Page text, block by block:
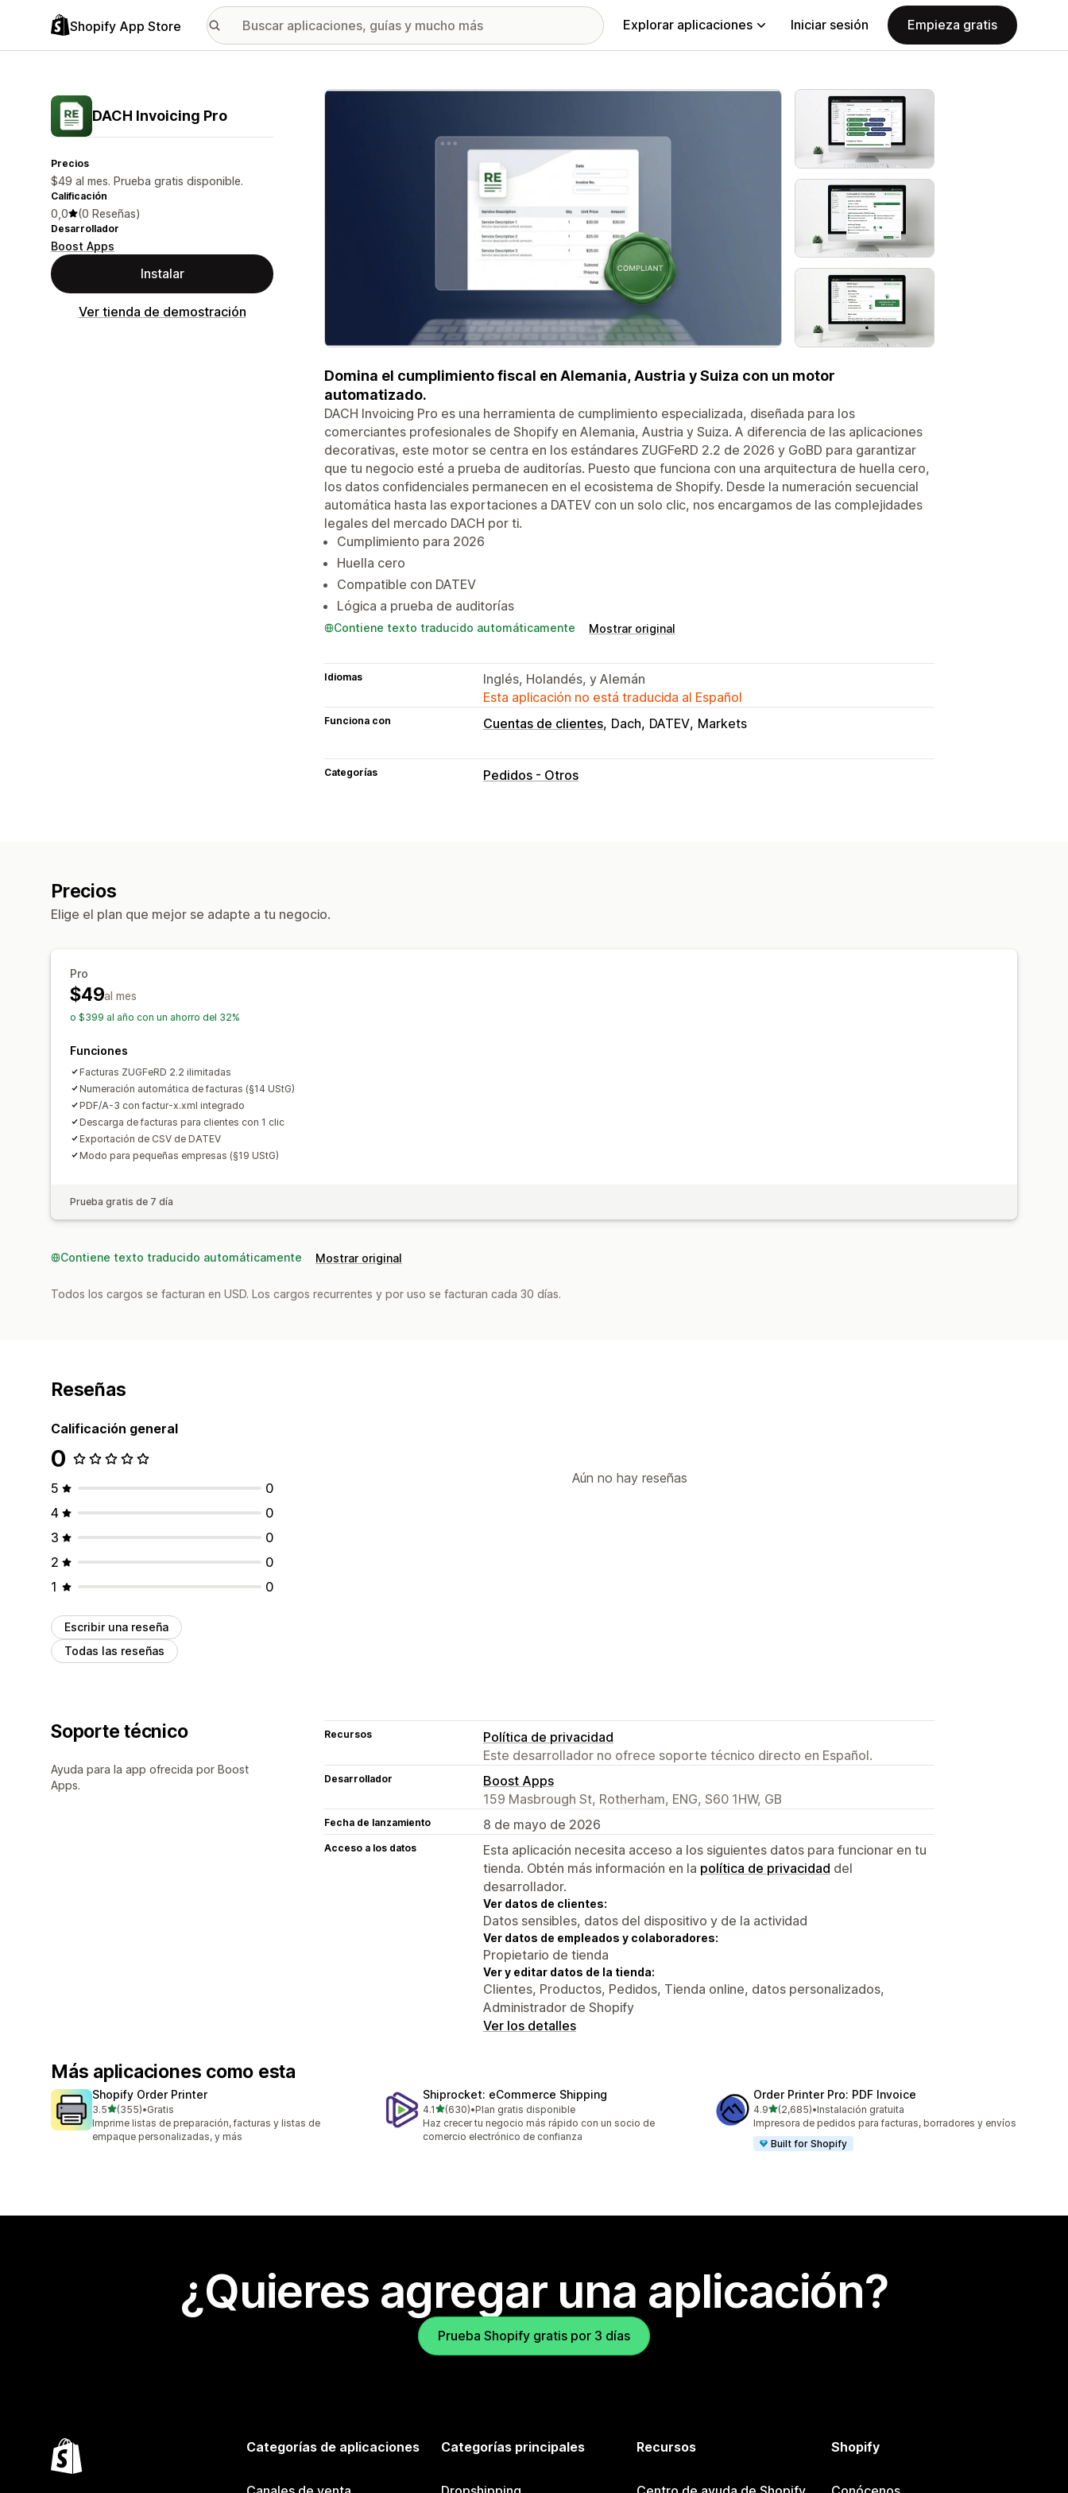
Shopify App Store Explorar aplicaciones Iniciar sesión Empieza gratis
DACH Invoicing Pro
Precios
$49 al mes. Prueba gratis disponible.
Calificación
0,0 (0 Reseñas)
Desarrollador
Boost Apps
Instalar
Ver tienda de demostración
Galería de imágenes destacadas
Domina el cumplimiento fiscal en Alemania, Austria y Suiza con un motor
automatizado.
DACH Invoicing Pro es una herramienta de cumplimiento especializada, diseñada para los
comerciantes profesionales de Shopify en Alemania, Austria y Suiza. A diferencia de las aplicaciones
decorativas, este motor se centra en los estándares ZUGFeRD 2.2 de 2026 y GoBD para garantizar
que tu negocio esté a prueba de auditorías. Puesto que funciona con una arquitectura de huella cero,
los datos confidenciales permanecen en el ecosistema de Shopify. Desde la numeración secuencial
automática hasta las exportaciones a DATEV con un solo clic, nos encargamos de las complejidades
legales del mercado DACH por ti.
Cumplimiento para 2026
Huella cero
Compatible con DATEV
Lógica a prueba de auditorías
Contiene texto traducido automáticamente Mostrar original
Idiomas
Inglés, Holandés, y Alemán
Esta aplicación no está traducida al Español
Funciona con Cuentas de clientes Dach DATEV Markets
Categorías Pedidos - Otros
Precios
Elige el plan que mejor se adapte a tu negocio.
Pro
$49al mes
o $399 al año con un ahorro del 32%
Funciones
Facturas ZUGFeRD 2.2 ilimitadas
Numeración automática de facturas (§14 UStG)
PDF/A-3 con factur-x.xml integrado
Descarga de facturas para clientes con 1 clic
Exportación de CSV de DATEV
Modo para pequeñas empresas (§19 UStG)
Prueba gratis de 7 día
Contiene texto traducido automáticamente Mostrar original
Todos los cargos se facturan en USD. Los cargos recurrentes y por uso se facturan cada 30 días.
Reseñas
Calificación general
0
5
0
4
0
3
0
2
0
1
0
Escribir una reseña
Todas las reseñas
Aún no hay reseñas
Soporte técnico
Ayuda para la app ofrecida por Boost
Apps.
Recursos
Política de privacidad
Este desarrollador no ofrece soporte técnico directo en Español.
Desarrollador
Boost Apps
159 Masbrough St, Rotherham, ENG, S60 1HW, GB
Fecha de lanzamiento 8 de mayo de 2026
Acceso a los datos
Esta aplicación necesita acceso a los siguientes datos para funcionar en tu
tienda. Obtén más información en la política de privacidad del
desarrollador.
Ver datos de clientes:
Datos sensibles, datos del dispositivo y de la actividad
Ver datos de empleados y colaboradores:
Propietario de tienda
Ver y editar datos de la tienda:
Clientes, Productos, Pedidos, Tienda online, datos personalizados,
Administrador de Shopify
Ver los detalles
Más aplicaciones como esta
Shopify Order Printer
3.5de 5 estrellas
(355)
355 reseñas en total
•Gratis
Imprime listas de preparación, facturas y listas de
empaque personalizadas, y más
Shiprocket: eCommerce Shipping
4.1de 5 estrellas
(630)
630 reseñas en total
•Plan gratis disponible
Haz crecer tu negocio más rápido con un socio de
comercio electrónico de confianza
Order Printer Pro: PDF Invoice
4.9de 5 estrellas
(2,685)
2685 reseñas en total
•Instalación gratuita
Impresora de pedidos para facturas, borradores y envíos
Built for Shopify
¿Quieres agregar una aplicación?
Prueba Shopify gratis por 3 días
Categorías de aplicaciones Categorías principales Recursos Shopify